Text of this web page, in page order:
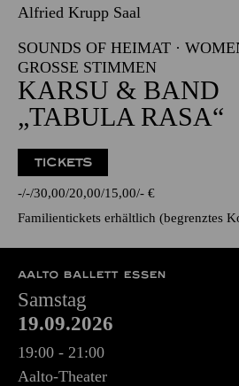
Alfried Krupp Saal
SOUNDS OF HEIMAT ·
GROSSE STIMMEN
KARSU & BAND
„TABULA RASA“
TICKETS
- - 30,00 20,00 15,00 - €
Familientickets erhältlich (begrenztes
AALTO BALLETT ESSEN
Samstag
19.09.2026
19:00 - 21:00
Aalto-Theater